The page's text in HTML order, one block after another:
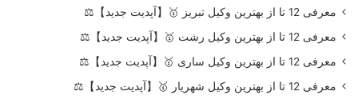
معرفی 12 تا از بهترین وکیل تبریز 🥇【آپدیت جدید】⚖️
معرفی 12 تا از بهترین وکیل رشت 🥇【آپدیت جدید】⚖️
معرفی 12 تا از بهترین وکیل ساری 🥇【آپدیت جدید】⚖️
معرفی 12 تا از بهترین وکیل شهریار 🥇【آپدیت جدید】⚖️